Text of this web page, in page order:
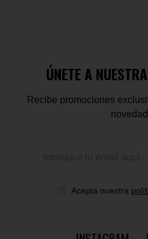
ÚNETE A
Recibe promociones
Acepta nuestra